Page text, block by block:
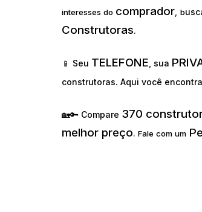
interesses do comprador b
Construtoras.
📱 Seu TELEFONE , sua
construtoras. Aqui você
🏡🔑 Compare 370
melhor preço. Fale com um